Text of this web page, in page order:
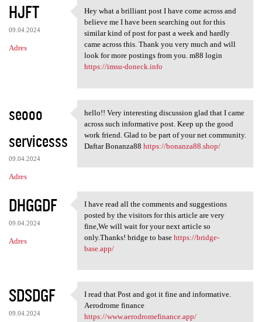
HJFT
09.04.2024
Adres
Hey what a brilliant post I
Hey what a brilliant post I have come across and
believe me I have been searching out for this
similar kind of post for past a week and hardly
came across this. Thank you very much and will
look for more postings from you. m88 login
https://imsu-doneck.info
seooo
servicesss
09.04.2024
Adres
hello!! Very interesting
hello!! Very interesting discussion glad that I came
across such informative post. Keep up the good
work friend. Glad to be part of your net community.
Daftar Bonanza88 https://bonanza88.shop/
DHGGDF
09.04.2024
Adres
I have read all the comments
I have read all the comments and suggestions
posted by the visitors for this article are very
fine,We will wait for your next article so
only.Thanks! bridge to base https://bridge-
base.app/
SDSDGF
09.04.2024
I read that Post and got it
I read that Post and got it fine and informative.
Aerodrome finance
https://www.aerodromefinance.app/